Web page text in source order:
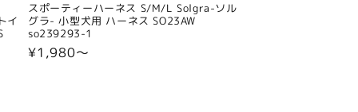
イ
スポーティーハーネス S/M/L Solgra-ソル
グラ- 小型犬用 ハーネス SO23AW
so239293-1
通
¥1,980〜